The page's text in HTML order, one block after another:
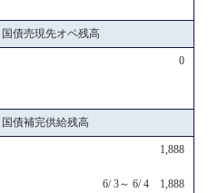
国債売現先オペ残高
0
国債補完供給残高
1,888
6/ 3～ 6/ 4 1,888